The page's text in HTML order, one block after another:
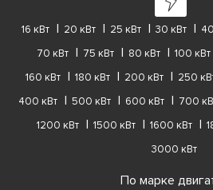
16 кВт 20 кВт 25 кВт 30 кВт
70 кВт
75 кВт 80 кВт 100 кВт
160 кВт
180 кВт 200 кВт 250
400 кВт
500 кВт 600 кВт 700
1200 кВт
1500 кВт 1600 кВт
3000 кВт
По марке